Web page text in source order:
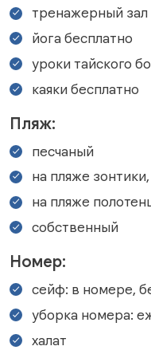
тренажерный зал
йога бесплатно
уроки тайского
каяки бесплатно
Пляж:
песчаный
на пляже
на пляже
собственный
Номер:
сейф: в номере,
уборка номера:
халат